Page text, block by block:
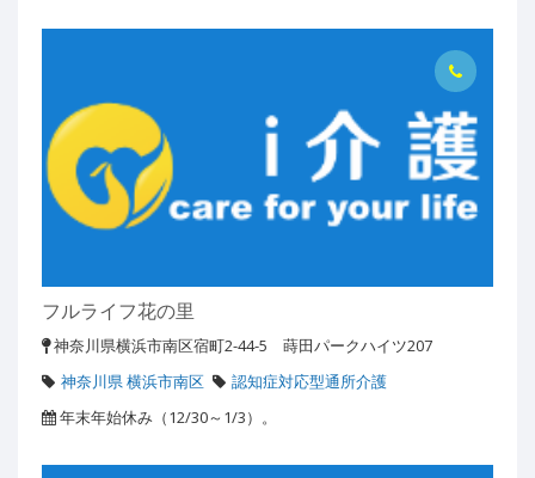
フルライフ花の里
神奈川県横浜市南区宿町2-44-5 蒔田パークハイツ207
神奈川県 横浜市南区
認知症対応型通所介護
年末年始休み（12/30～1/3）。